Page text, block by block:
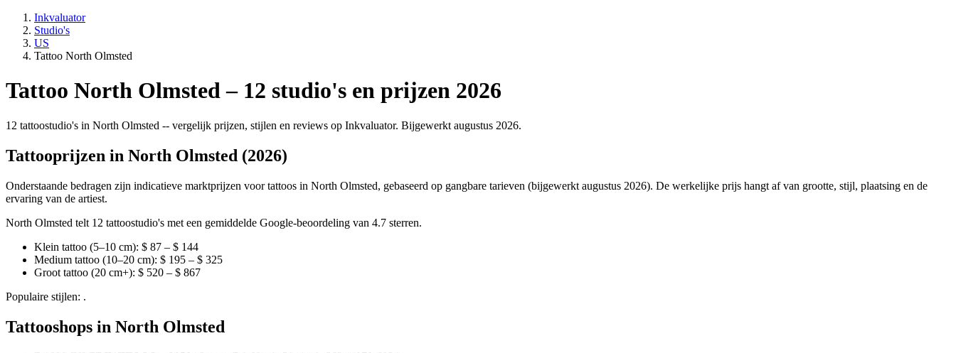
Inkvaluator
Studio's
US
Tattoo North Olmsted
Tattoo North Olmsted – 12 studio's en prijzen 2026
12 tattoostudio's in North Olmsted -- vergelijk prijzen, stijlen en reviews op Inkvaluator. Bijgewerkt augustus 2026.
Tattooprijzen in North Olmsted (2026)
Onderstaande bedragen zijn indicatieve marktprijzen voor tattoos in North Olmsted, gebaseerd op gangbare tarieven (bijgewerkt augustus 2026). De werkelijke prijs hangt af van grootte, stijl, plaatsing en de
ervaring van de artiest.
North Olmsted telt 12 tattoostudio's met een gemiddelde Google-beoordeling van 4.7 sterren.
Klein tattoo (5–10 cm): $ 87 – $ 144
Medium tattoo (10–20 cm): $ 195 – $ 325
Groot tattoo (20 cm+): $ 520 – $ 867
Populaire stijlen: .
Tattooshops in North Olmsted